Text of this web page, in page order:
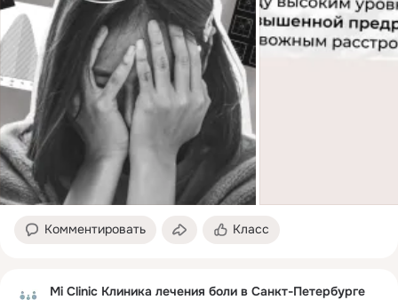
Комментировать Класс
Mi Clinic Клиника лечения боли в Санкт-Петербурге